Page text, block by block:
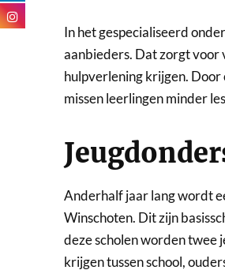
In het gespecialiseerd
aanbieders. Dat zorgt voor
hulpverlening krijgen. Door
missen leerlingen minder
Anderhalf jaar lang wordt
Winschoten. Dit zijn
deze scholen worden twee
krijgen tussen school,